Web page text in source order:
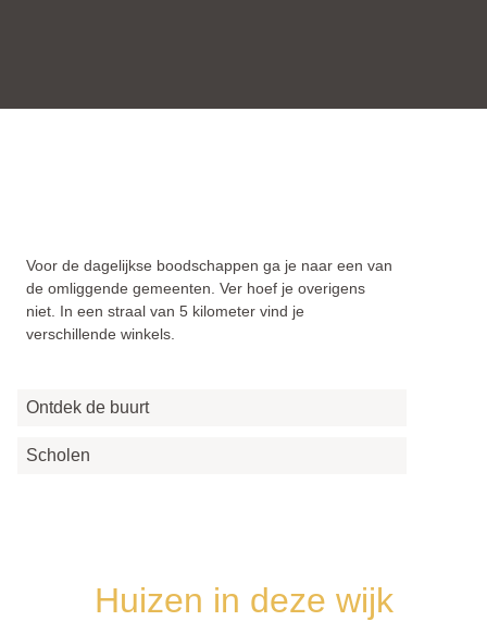
Ontdek de buurt
Scholen
Voor de dagelijkse boodschappen ga je naar een van
de omliggende gemeenten. Ver hoef je overigens
niet. In een straal van 5 kilometer vind je
verschillende winkels.
Huizen in deze wijk